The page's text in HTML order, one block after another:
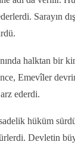
Sarayın
halktan bir
Emevîler
ederdi.
hüküm
Devletin